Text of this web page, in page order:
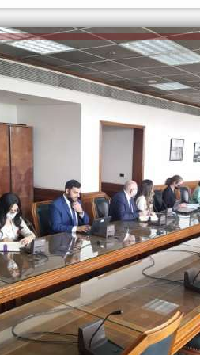
الكاتبة إلهام شرشر تهنئ الرئيس
السيسي بعيد ميلاده وتُشيد بجهوده
في بناء الدولة